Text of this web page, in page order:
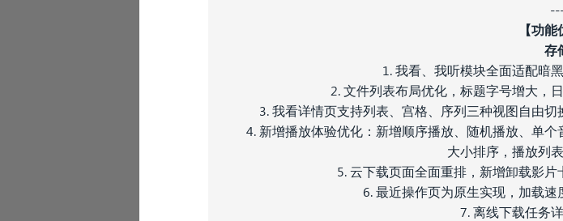
【功能
存
1. 我看、我听模块全面适配暗
2. 文件列表布局优化，标题字号增大，
3. 我看详情页支持列表、宫格、序列三种视图自由
4. 新增播放体验优化：新增顺序播放、随机播放、单
大小排序，播放列
5. 云下载页面全面重排，新增卸载影
6. 最近操作页为原生实现，加载
7. 离线下载任务